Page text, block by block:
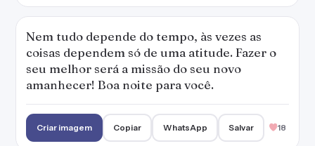
Nem tudo depende do tempo, às vezes as
coisas dependem só de uma atitude. Fazer o
seu melhor será a missão do seu novo
amanhecer! Boa noite para você.
Criar imagem Copiar WhatsApp Salvar 18